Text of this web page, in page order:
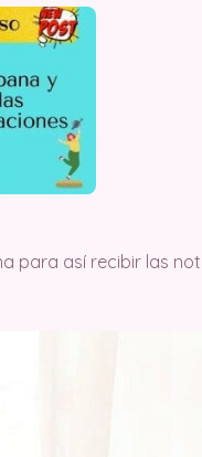
para así recibir las